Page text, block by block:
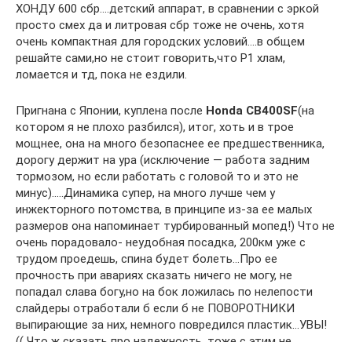
ХОНДУ 600 сбр….детский аппарат, в сравнении с эркой
просто смех да и литровая сбр тоже не очень, хотя
очень компактная для городских условий….в общем
решайте сами,но не стоит говорить,что Р1 хлам,
ломается и тд, пока не ездили.
Пригнана с Японии, куплена после Honda CB400SF(на
котором я не плохо разбился), итог, хоть и в трое
мощнее, она на много безопаснее ее предшественника,
дорогу держит на ура (исключение — работа задним
тормозом, но если работать с головой то и это не
минус)…..Динамика супер, на много лучше чем у
инжекторного потомства, в принципе из-за ее малых
размеров она напоминает турбированный мопед!) Что не
очень порадовало- неудобная посадка, 200км уже с
трудом проедешь, спина будет болеть…Про ее
прочность при авариях сказать ничего не могу, не
попадал слава богу,но на бок ложилась по нелепости
слайдеры отработали б если б не ПОВОРОТНИКИ
выпирающие за них, немного повредился пластик…УВЫ!